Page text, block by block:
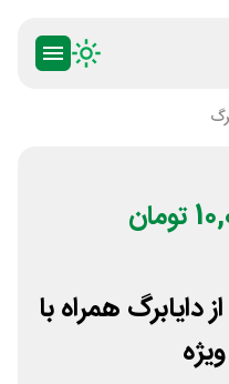
دایابرگ همراه با